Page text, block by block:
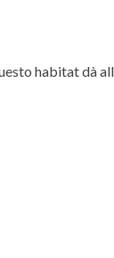
habitat dà